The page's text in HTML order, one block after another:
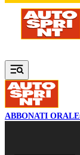
Vai al contenuto
ABBONATI ORA